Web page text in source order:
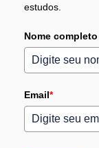
estudos.
Nome completo
Email*